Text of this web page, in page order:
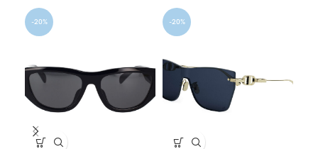
-20% -20%